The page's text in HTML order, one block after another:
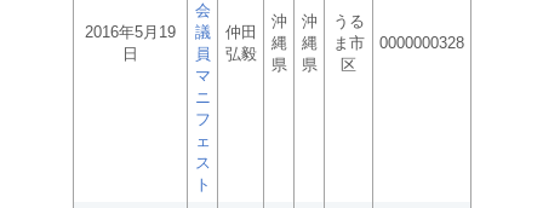
2016年5月19
日
会
議
員
マ
ニ
フ
ェ
ス
ト
仲田
弘毅
沖
縄
県
沖
縄
県
うる
ま市
区
0000000328